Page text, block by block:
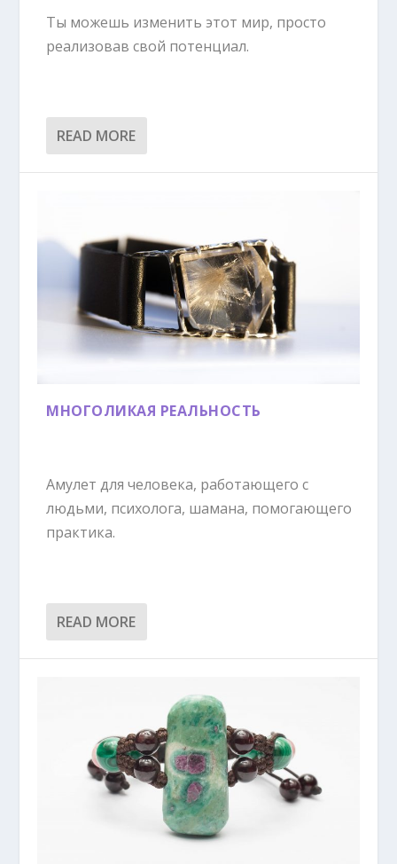
Ты можешь изменить этот мир, просто
реализовав свой потенциал.
READ MORE
МНОГОЛИКАЯ РЕАЛЬНОСТЬ
Амулет для человека, работающего с
людьми, психолога, шамана, помогающего
практика.
READ MORE